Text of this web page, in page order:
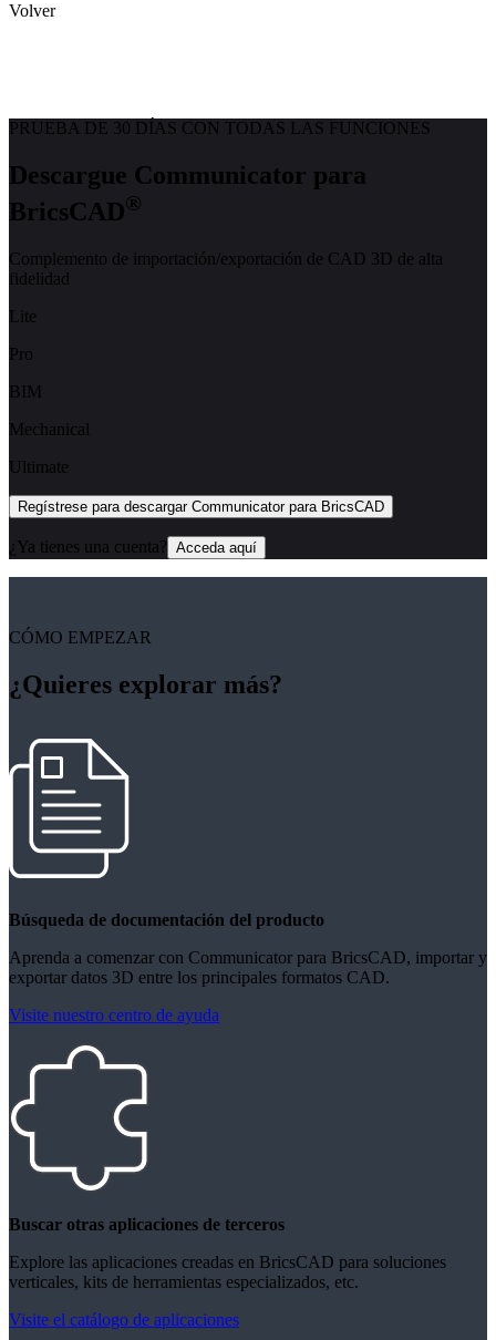
Volver
PRUEBA DE 30 DÍAS CON TODAS LAS FUNCIONES
Descargue Communicator para
BricsCAD®
Complemento de importación/exportación de CAD 3D de alta
fidelidad
Lite
Pro
BIM
Mechanical
Ultimate
Regístrese para descargar Communicator para BricsCAD
¿Ya tienes una cuenta? Acceda aquí
CÓMO EMPEZAR
¿Quieres explorar más?
Búsqueda de documentación del producto
Aprenda a comenzar con Communicator para BricsCAD, importar y
exportar datos 3D entre los principales formatos CAD.
Visite nuestro centro de ayuda
Buscar otras aplicaciones de terceros
Explore las aplicaciones creadas en BricsCAD para soluciones
verticales, kits de herramientas especializados, etc.
Visite el catálogo de aplicaciones